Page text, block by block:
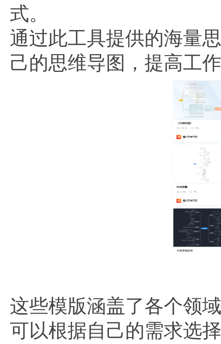
式。
通过此工具提供的海量
己的思维导图，提高工
这些模版涵盖了各个领
可以根据自己的需求选